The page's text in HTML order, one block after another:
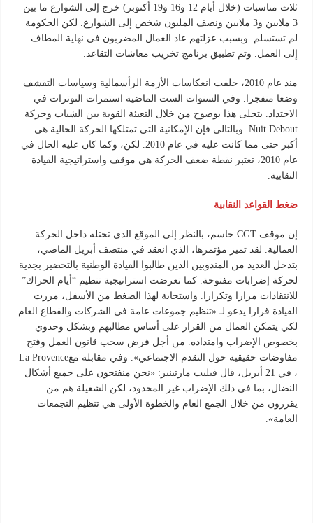
ثلاث مناسبات (خلال أيام 12 و16 و19 أكتوبر) خرج إلى الشوارع ما بين
3 ملايين و3 ملايين ونصف المليون شخص إلى الشوارع. لكن الحكومة
لم تستسلم. وبسبب عزلتهم عاد العمال المضربون في نهاية المطاف
إلى العمل. وتم تطبيق برنامج تخريب معاشات التقاعد.
منذ عام 2010، خلقت انعكاسات الأزمة الرأسمالية وسياسات التقشف
وضعا متفجرا. وفي السنوات الست الماضية استمرات التوترات في
الاحتداد. يتجلى هذا بوضوح من خلال التعبئة القوية بين الشباب وحركة
Nuit Debout. وبالتالي فإن الإمكانية التي تمتلكها الحركة الحالية هي
أكبر حتى مما كانت عليه في عام 2010. لكن، وكما كان عليه الحال في
عام 2010، تعتبر نقطة ضعف الحركة هي موقف واستراتيجية القيادة
النقابية.
ضغط القواعد النقابية
إن موقف CGT حاسم، بالنظر إلى الموقع الذي تحتله داخل الحركة
العمالية. لقد تميز مؤتمرها، الذي انعقد في منتصف أبريل الماضي،
بتدخل العديد من المندوبين الذين طالبوا القيادة الوطنية بالتحضير بجدية
لحركة إضرابات مفتوحة. كما تعرضت استراتيجية تنظيم “أيام الحراك”
للانتقادات مرارا وتكرارا. واستجابة لهذا الضغط من الأسفل، مررت
القيادة قرارا يدعو لـ «تنظيم جموعات عامة في الشركات والقطاع العام
لكي يتمكن العمال من القرار على أساس مطالبهم وبشكل وحدوي
بخصوص الإضراب وامتداده. من أجل فرض سحب قانون العمل وفتح
مفاوضات حقيقية حول التقدم الاجتماعي». وفي مقابلة معLa Provence
، في 21 أبريل، قال فيليب مارتينيز: «نحن منفتحون على جميع أشكال
النضال، بما في ذلك الإضراب غير المحدود، لكن الشغيلة هم من
يقررون من خلال الجمع العام والخطوة الأولى هي تنظيم التجمعات
العامة».